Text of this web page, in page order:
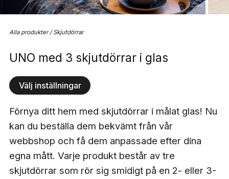
Alla produkter/Skjutdörrar
UNO med 3 skjutdörrar i glas
Välj inställningar
Förnya ditt hem med skjutdörrar i målat glas! Nu
kan du beställa dem bekvämt från vår
webbshop och få dem anpassade efter dina
egna mått. Varje produkt består av tre
skjutdörrar som rör sig smidigt på en 2- eller 3-